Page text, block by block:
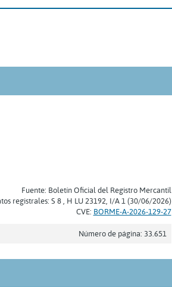
Fuente: Boletín Oficial del Registro Mercantil
registrales: S 8 , H LU 23192, I/A 1 (30/06/2026)
CVE: BORME-A-2026-129-27
Número de página: 33.651